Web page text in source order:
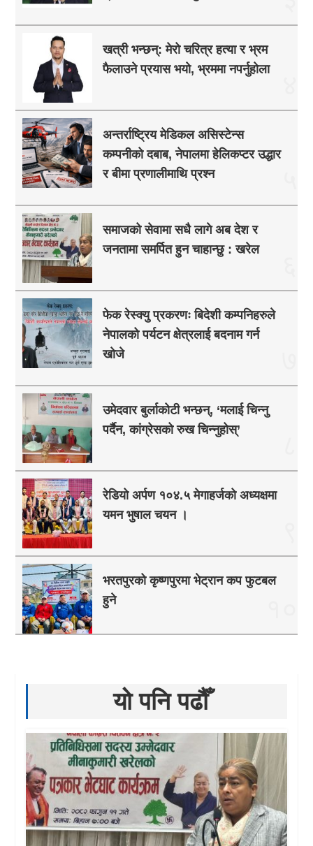
खत्री भन्छन्: मेरो चरित्र हत्या र भ्रम
फैलाउने प्रयास भयो, भ्रममा नपर्नुहोला
अन्तर्राष्ट्रिय मेडिकल असिस्टेन्स
कम्पनीको दबाब, नेपालमा हेलिकप्टर उद्धार
र बीमा प्रणालीमाथि प्रश्न
समाजको सेवामा सधै लागे अब देश र
जनतामा समर्पित हुन चाहान्छु : खरेल
फेक रेस्क्यु प्रकरणः बिदेशी कम्पनिहरुले
नेपालको पर्यटन क्षेत्रलाई बदनाम गर्न
खोजे
उमेदवार बुर्लाकोटी भन्छन्, ‘मलाई चिन्नु
पर्दैन, कांग्रेसको रुख चिन्नुहोस्’
रेडियो अर्पण १०४.५ मेगाहर्जको अध्यक्षमा
यमन भुषाल चयन ।
भरतपुरको कृष्णपुरमा भेट्रान कप फुटबल
हुने
यो पनि पढौँ